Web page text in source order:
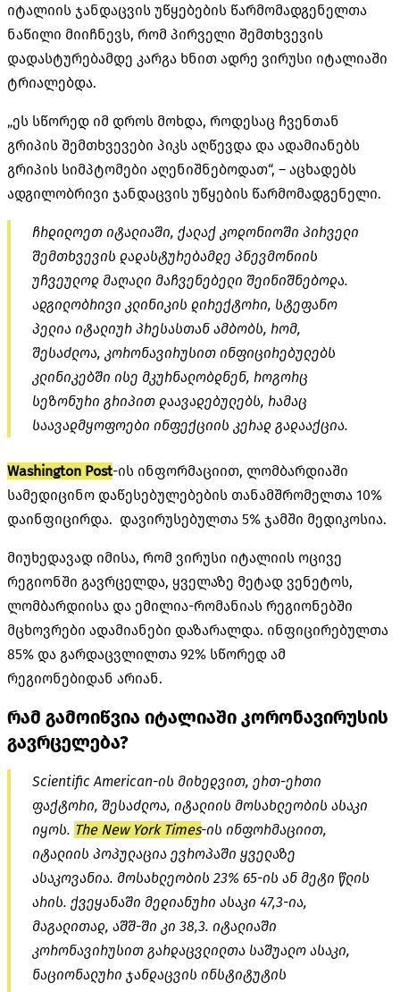
იტალიის ჯანდაცვის უწყებების წარმომადგენელთა
ნაწილი მიიჩნევს, რომ პირველი შემთხვევის
დადასტურებამდე კარგა ხნით ადრე ვირუსი იტალიაში
ტრიალებდა.
„ეს სწორედ იმ დროს მოხდა, როდესაც ჩვენთან
გრიპის შემთხვევები პიკს აღწევდა და ადამიანებს
გრიპის სიმპტომები აღენიშნებოდათ“, – აცხადებს
ადგილობრივი ჯანდაცვის უწყების წარმომადგენელი.
ჩრდილოეთ იტალიაში, ქალაქ კოდონიოში პირველი
შემთხვევის დადასტურებამდე პნევმონიის
უჩვეულოდ მაღალი მაჩვენებელი შეინიშნებოდა.
ადგილობრივი კლინიკის დირექტორი, სტეფანო
პელია იტალიურ პრესასთან ამბობს, რომ,
შესაძლოა, კორონავირუსით ინფიცირებულებს
კლინიკებში ისე მკურნალობდნენ, როგორც
სეზონური გრიპით დაავადებულებს, რამაც
საავადმყოფოები ინფექციის კერად გადააქცია.
Washington Post-ის ინფორმაციით, ლომბარდიაში
სამედიცინო დაწესებულებების თანამშრომელთა 10%
დაინფიცირდა. დავირუსებულთა 5% ჯამში მედიკოსია.
მიუხედავად იმისა, რომ ვირუსი იტალიის ოცივე
რეგიონში გავრცელდა, ყველაზე მეტად ვენეტოს,
ლომბარდიისა და ემილია-რომანიას რეგიონებში
მცხოვრები ადამიანები დაზარალდა. ინფიცირებულთა
85% და გარდაცვლილთა 92% სწორედ ამ
რეგიონებიდან არიან.
რამ გამოიწვია იტალიაში კორონავირუსის
გავრცელება?
Scientific American-ის მიხედვით, ერთ-ერთი
ფაქტორი, შესაძლოა, იტალიის მოსახლეობის ასაკი
იყოს. The New York Times-ის ინფორმაციით,
იტალიის პოპულაცია ევროპაში ყველაზე
ასაკოვანია. მოსახლეობის 23% 65-ის ან მეტი წლის
არის. ქვეყანაში მედიანური ასაკი 47,3-ია,
მაგალითად, აშშ-ში კი 38,3. იტალიაში
კორონავირუსით გარდაცვლილთა საშუალო ასაკი,
ნაციონალური ჯანდაცვის ინსტიტუტის